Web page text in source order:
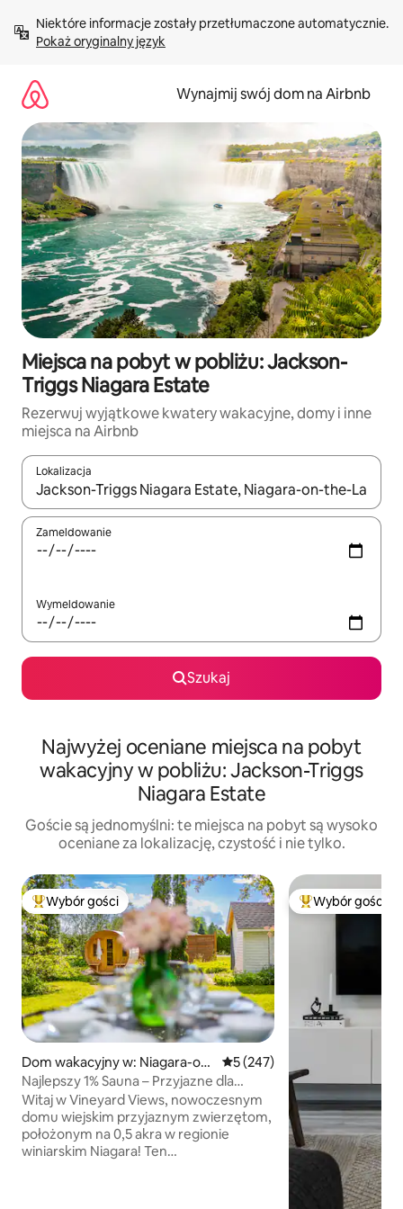
treści Pokaż oryginalny język
Wynajmij swój dom na Airbnb
Miejsca na pobyt w pobliżu: Jackson-
Triggs Niagara Estate
Rezerwuj wyjątkowe kwatery wakacyjne, domy i inne
miejsca na Airbnb
Lokalizacja
Gdy wyniki będą dostępne, możesz poruszać się po nich za
Zameldowanie
Wymeldowanie
Szukaj
Najwyżej oceniane miejsca na pobyt
wakacyjny w pobliżu: Jackson-Triggs
Niagara Estate
Goście są jednomyślni: te miejsca na pobyt są wysoko
oceniane za lokalizację, czystość i nie tylko.
Najpopularniejsze z kategorii Wybór gości
Wybór gości
Dom wakacyjny w: Niagara-on-
the-Lake
Średnia ocena: 5 na 5, liczba
5 (247)
Najlepszy 1% Sauna – Przyjazne dla
zwierząt – Bocce – Winnice
Witaj w Vineyard Views, nowoczesnym
domu wiejskim przyjaznym zwierzętom,
położonym na 0,5 akra w regionie
winiarskim Niagara! Ten
Wybór gości